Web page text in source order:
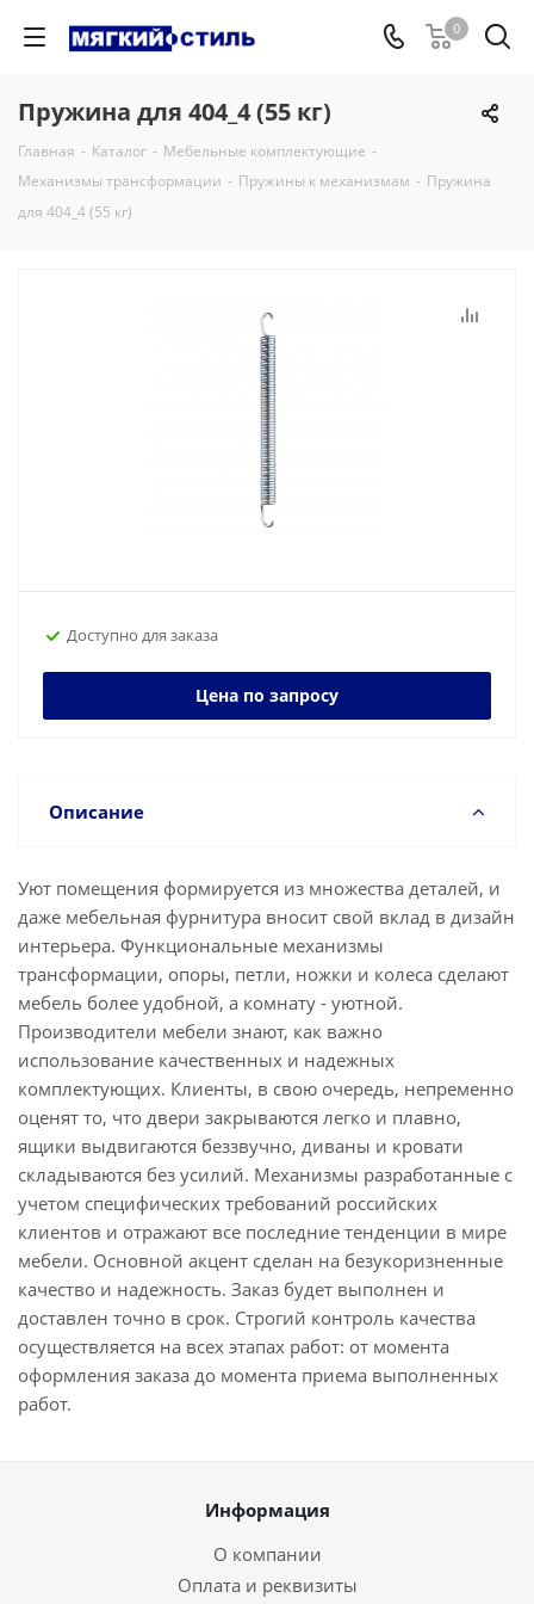
0
Пружина для 404_4 (55 кг)
Главная - Каталог - Мебельные комплектующие -
Механизмы трансформации - Пружины к механизмам - Пружина
для 404_4 (55 кг)
Доступно для заказа
Цена по запросу
Описание
Уют помещения формируется из множества деталей, и
даже мебельная фурнитура вносит свой вклад в дизайн
интерьера. Функциональные механизмы
трансформации, опоры, петли, ножки и колеса сделают
мебель более удобной, а комнату - уютной.
Производители мебели знают, как важно
использование качественных и надежных
комплектующих. Клиенты, в свою очередь, непременно
оценят то, что двери закрываются легко и плавно,
ящики выдвигаются беззвучно, диваны и кровати
складываются без усилий. Механизмы разработанные с
учетом специфических требований российских
клиентов и отражают все последние тенденции в мире
мебели. Основной акцент сделан на безукоризненные
качество и надежность. Заказ будет выполнен и
доставлен точно в срок. Строгий контроль качества
осуществляется на всех этапах работ: от момента
оформления заказа до момента приема выполненных
работ.
Информация
О компании
Оплата и реквизиты